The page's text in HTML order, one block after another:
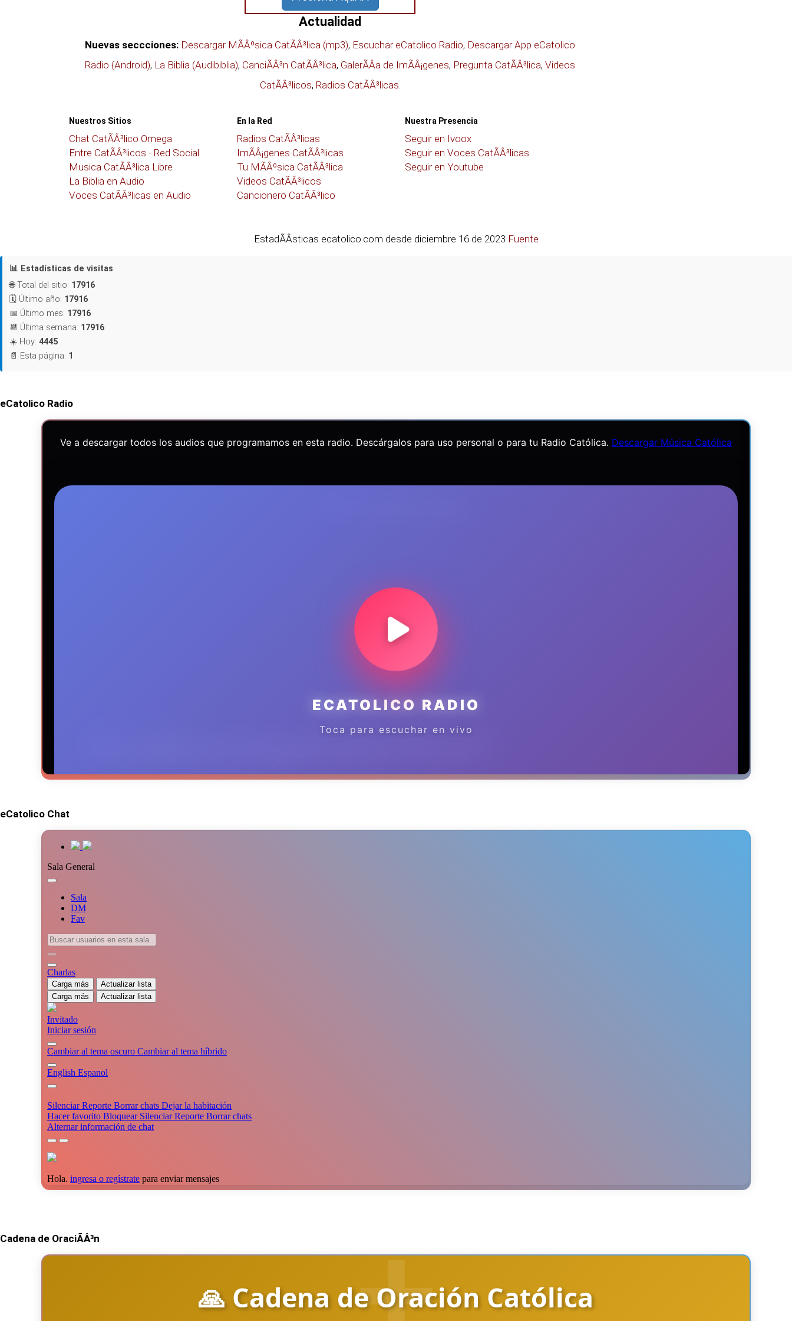
Actualidad
Nuevas seccciones: Descargar MÃÂºsica CatÃÂ³lica (mp3), Escuchar eCatolico Radio, Descargar App eCatolico
Radio (Android), La Biblia (Audibiblia), CanciÃÂ³n CatÃÂ³lica, GalerÃÂ­a de ImÃÂ¡genes, Pregunta CatÃÂ³lica, Videos
CatÃÂ³licos, Radios CatÃÂ³licas.
Nuestros Sitios
Chat CatÃÂ³lico Omega
Entre CatÃÂ³licos - Red Social
Musica CatÃÂ³lica Libre
La Biblia en Audio
Voces CatÃÂ³licas en Audio
En la Red
Radios CatÃÂ³licas
ImÃÂ¡genes CatÃÂ³licas
Tu MÃÂºsica CatÃÂ³lica
Videos CatÃÂ³licos
Cancionero CatÃÂ³lico
Nuestra Presencia
Seguir en Ivoox
Seguir en Voces CatÃÂ³licas
Seguir en Youtube
EstadÃÂ­sticas ecatolico.com desde diciembre 16 de 2023 Fuente
📊 Estadísticas de visitas
🌐 Total del sitio: 17916
🗓️ Último año: 17916
📅 Último mes: 17916
📆 Última semana: 17916
☀️ Hoy: 4445
📄 Esta página: 1
eCatolico Radio
eCatolico Chat
Cadena de OraciÃÂ³n